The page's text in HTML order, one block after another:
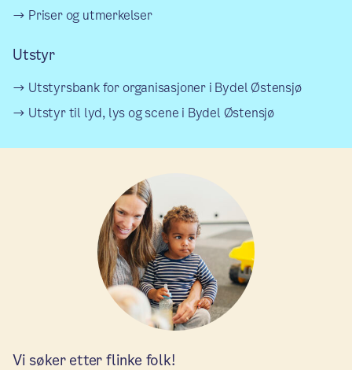
Priser og utmerkelser
Utstyr
Utstyrsbank for organisasjoner i Bydel Østensjø
Utstyr til lyd, lys og scene i Bydel Østensjø
Vi søker etter flinke folk!